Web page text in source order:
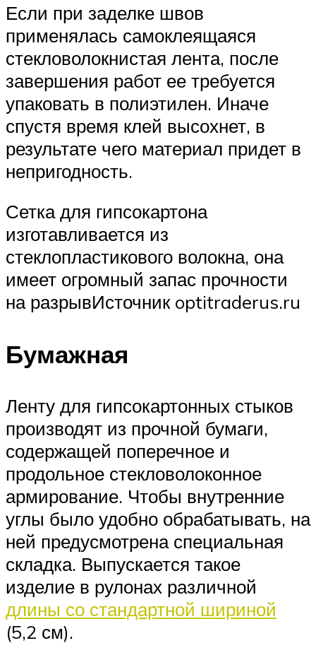
Если при заделке швов
применялась самоклеящаяся
стекловолокнистая лента, после
завершения работ ее требуется
упаковать в полиэтилен. Иначе
спустя время клей высохнет, в
результате чего материал придет в
непригодность.
Сетка для гипсокартона
изготавливается из
стеклопластикового волокна, она
имеет огромный запас прочности
на разрывИсточник optitraderus.ru
Бумажная
Ленту для гипсокартонных стыков
производят из прочной бумаги,
содержащей поперечное и
продольное стекловолоконное
армирование. Чтобы внутренние
углы было удобно обрабатывать, на
ней предусмотрена специальная
складка. Выпускается такое
изделие в рулонах различной
длины со стандартной шириной
(5,2 см).